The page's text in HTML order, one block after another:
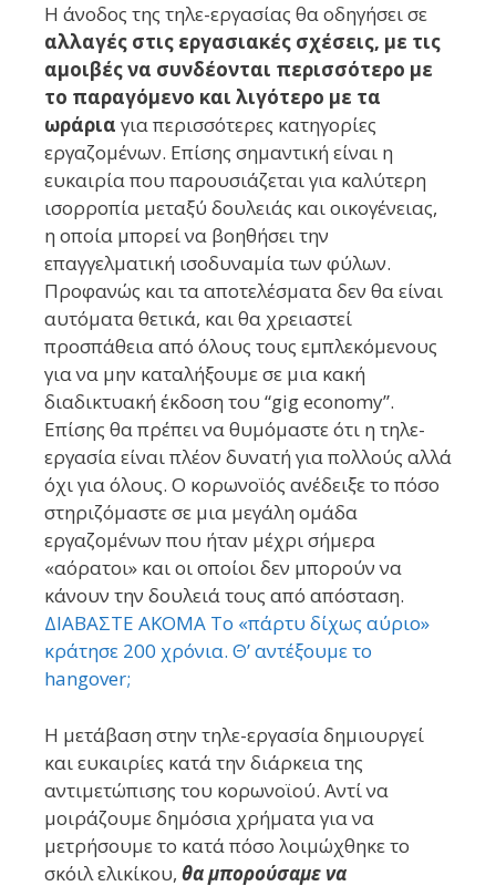
Η άνοδος της τηλε-εργασίας θα οδηγήσει σε
αλλαγές στις εργασιακές σχέσεις, με τις
αμοιβές να συνδέονται περισσότερο με
το παραγόμενο και λιγότερο με τα
ωράρια για περισσότερες κατηγορίες
εργαζομένων. Επίσης σημαντική είναι η
ευκαιρία που παρουσιάζεται για καλύτερη
ισορροπία μεταξύ δουλειάς και οικογένειας,
η οποία μπορεί να βοηθήσει την
επαγγελματική ισοδυναμία των φύλων.
Προφανώς και τα αποτελέσματα δεν θα είναι
αυτόματα θετικά, και θα χρειαστεί
προσπάθεια από όλους τους εμπλεκόμενους
για να μην καταλήξουμε σε μια κακή
διαδικτυακή έκδοση του “gig economy”.
Επίσης θα πρέπει να θυμόμαστε ότι η τηλε-
εργασία είναι πλέον δυνατή για πολλούς αλλά
όχι για όλους. Ο κορωνοϊός ανέδειξε το πόσο
στηριζόμαστε σε μια μεγάλη ομάδα
εργαζομένων που ήταν μέχρι σήμερα
«αόρατοι» και οι οποίοι δεν μπορούν να
κάνουν την δουλειά τους από απόσταση.
ΔΙΑΒΑΣΤΕ ΑΚΟΜΑ Το «πάρτυ δίχως αύριο»
κράτησε 200 χρόνια. Θ’ αντέξουμε το
hangover;
Η μετάβαση στην τηλε-εργασία δημιουργεί
και ευκαιρίες κατά την διάρκεια της
αντιμετώπισης του κορωνοϊού. Αντί να
μοιράζουμε δημόσια χρήματα για να
μετρήσουμε το κατά πόσο λοιμώχθηκε το
σκόιλ ελικίκου, θα μπορούσαμε να